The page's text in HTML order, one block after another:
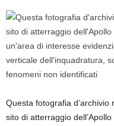
Questa fotografia
sito di atterraggio